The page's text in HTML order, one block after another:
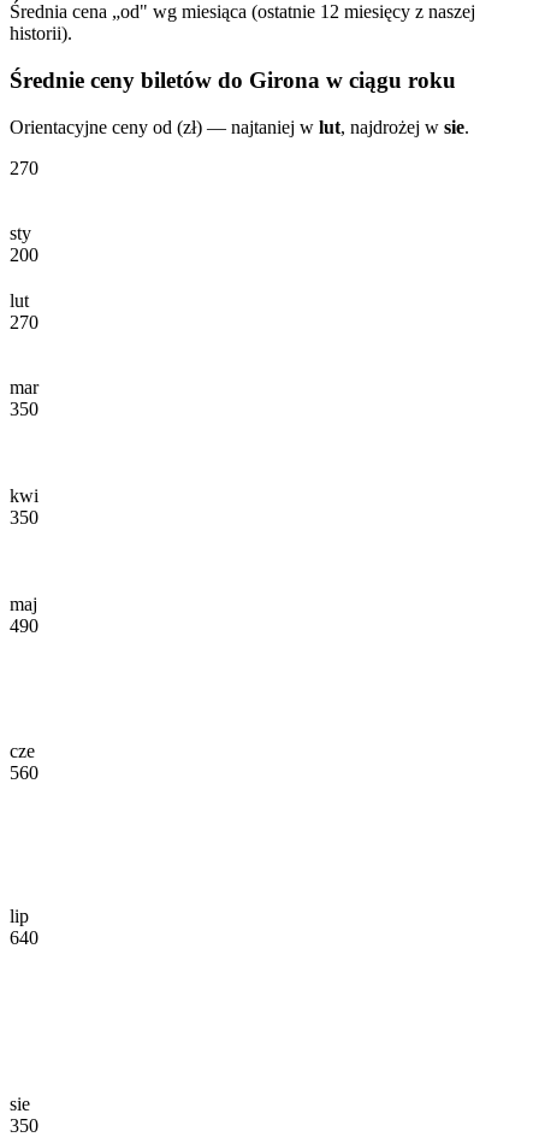
Średnia cena „od" wg miesiąca (ostatnie 12 miesięcy z naszej
historii).
Średnie ceny biletów do Girona w ciągu roku
Orientacyjne ceny od (zł) — najtaniej w lut, najdrożej w sie.
270
sty
200
lut
270
mar
350
kwi
350
maj
490
cze
560
lip
640
sie
350